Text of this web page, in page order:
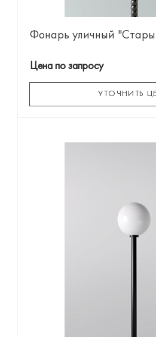
Фонарь уличный
Цена по запросу
УТОЧНИТЬ